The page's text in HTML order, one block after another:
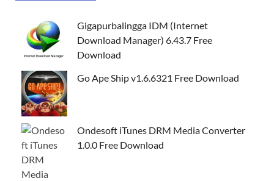
Gigapurbalingga IDM (Internet
Download Manager) 6.43.7 Free
Download
Go Ape Ship v1.6.6321 Free Download
Ondesoft iTunes DRM Media Converter
1.0.0 Free Download